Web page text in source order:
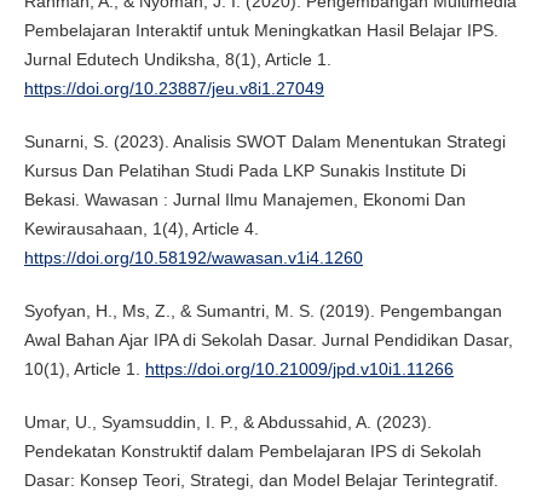
Pembelajaran Interaktif untuk Meningkatkan Hasil Belajar IPS.
Jurnal Edutech Undiksha, 8(1), Article 1.
https://doi.org/10.23887/jeu.v8i1.27049
Sunarni, S. (2023). Analisis SWOT Dalam Menentukan Strategi
Kursus Dan Pelatihan Studi Pada LKP Sunakis Institute Di
Bekasi. Wawasan : Jurnal Ilmu Manajemen, Ekonomi Dan
Kewirausahaan, 1(4), Article 4.
https://doi.org/10.58192/wawasan.v1i4.1260
Syofyan, H., Ms, Z., & Sumantri, M. S. (2019). Pengembangan
Awal Bahan Ajar IPA di Sekolah Dasar. Jurnal Pendidikan Dasar,
10(1), Article 1. https://doi.org/10.21009/jpd.v10i1.11266
Umar, U., Syamsuddin, I. P., & Abdussahid, A. (2023).
Pendekatan Konstruktif dalam Pembelajaran IPS di Sekolah
Dasar: Konsep Teori, Strategi, dan Model Belajar Terintegratif.